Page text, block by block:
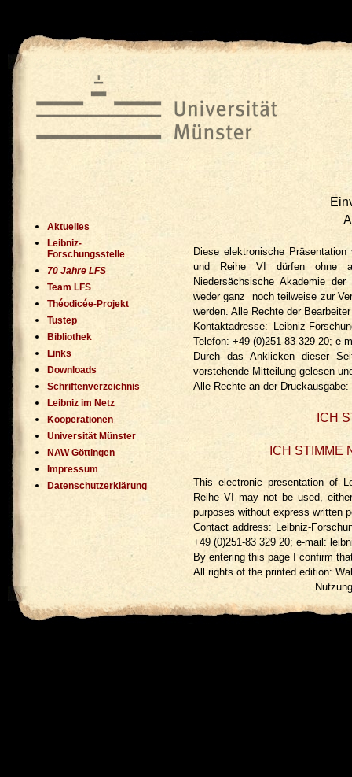
Aktuelles
Leibniz-
Forschungsstelle
70 Jahre LFS
Team LFS
Théodicée-Projekt
Tustep
Bibliothek
Links
Downloads
Schriftenverzeichnis
Leibniz im Netz
Kooperationen
Universität Münster
NAW Göttingen
Impressum
Datenschutzerklärung
Diese elektronische
und Reihe VI dürfen ohne
Niedersächsische Akademie
weder ganz noch teilweise zur
werden. Alle Rechte der
Kontaktadresse: Leibniz-
Telefon: +49 (0)251-83 329 20; e-
Durch das Anklicken dieser
vorstehende Mitteilung gelesen
Alle Rechte an der
ICH
ICH STIMME
This electronic presentation of
Reihe VI may not be used,
purposes without express written
Contact address: Leibniz-
+49 (0)251-83 329 20; e-mail:
By entering this page I confirm
All rights of the printed edition: